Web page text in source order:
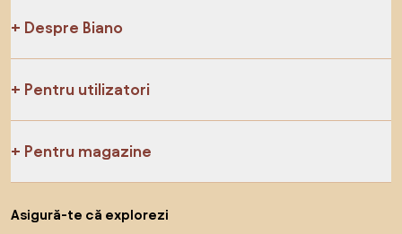
Despre Biano
Pentru utilizatori
Pentru magazine
Asigură-te că explorezi